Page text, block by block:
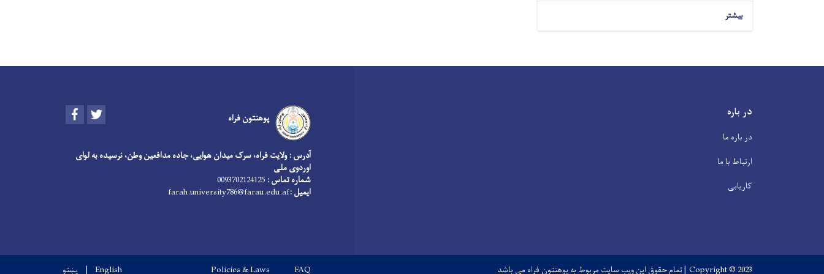
بیشتر
در باره
در باره ما
ارتباط با ما
کاریابی
پوهنتون فراه Facebook
آدرس : ولایت فراه، سرک میدان هوایی، جاده مدافعین وطن، نرسیده به لوای
اوردوی ملی
شماره تماس :
ایمیل :farah.university786@farau.edu.af
Copyright © 2023 | تمام حقوق این ویب سایت مربوط به پوهنتون فراه می باشد FAQ
Policies & Laws
English پښتو